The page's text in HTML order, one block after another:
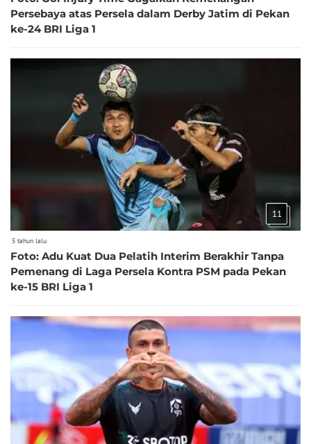
Persebaya atas Persela dalam Derby Jatim di Pekan
ke-24 BRI Liga 1
11
5 tahun lalu
Foto: Adu Kuat Dua Pelatih Interim Berakhir Tanpa
Pemenang di Laga Persela Kontra PSM pada Pekan
ke-15 BRI Liga 1